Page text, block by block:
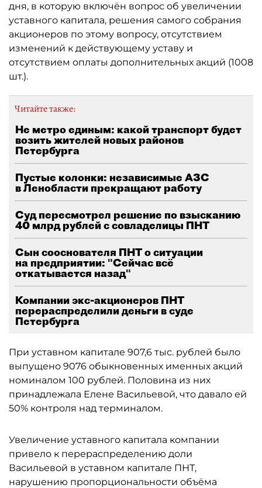
дня, в которую включён вопрос об увеличении
уставного капитала, решения самого собрания
акционеров по этому вопросу, отсутствием
изменений к действующему уставу и
отсутствием оплаты дополнительных акций (1008
шт.).
Читайте также:
Не метро единым: какой транспорт будет
возить жителей новых районов
Петербурга
Пустые колонки: независимые АЗС
в Ленобласти прекращают работу
Суд пересмотрел решение по взысканию
40 млрд рублей с совладелицы ПНТ
Сын сооснователя ПНТ о ситуации
на предприятии: "Сейчас всё
откатывается назад"
Компании экс-акционеров ПНТ
перераспределили деньги в суде
Петербурга
При уставном капитале 907,6 тыс. рублей было
выпущено 9076 обыкновенных именных акций
номиналом 100 рублей. Половина из них
принадлежала Елене Васильевой, что давало ей
50% контроля над терминалом.
Увеличение уставного капитала компании
привело к перераспределению доли
Васильевой в уставном капитале ПНТ,
нарушению пропорциональности объёма